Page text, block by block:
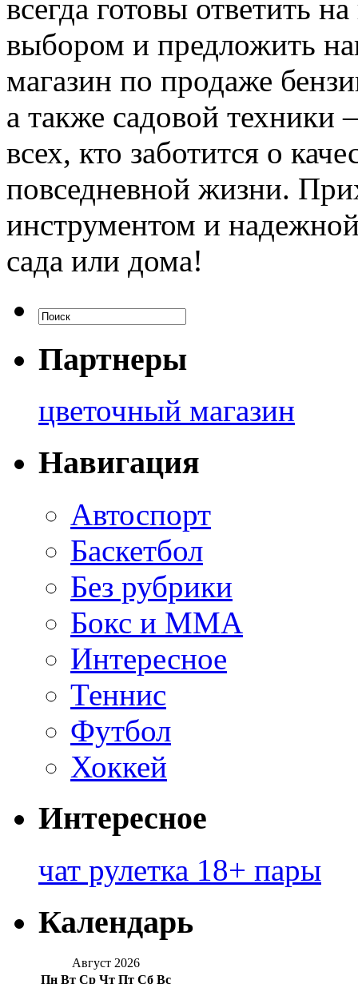
всегда готовы ответить
выбором и предложить
магазин по продаже
а также садовой
всех, кто заботится о
повседневной жизни.
инструментом и
сада или дома!
Партнеры
цветочный магазин
Навигация
Автоспорт
Баскетбол
Без рубрики
Бокс и ММА
Интересное
Теннис
Футбол
Хоккей
Интересное
чат рулетка 18+ пары
Календарь
Август 2026
Пн Вт Ср Чт Пт Сб Вс